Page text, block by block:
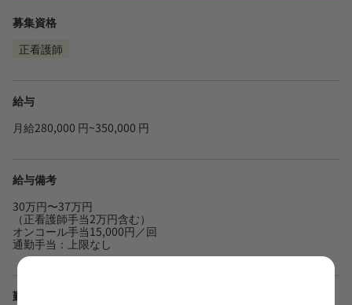
募集資格
正看護師
給与
月給280,000 円~350,000 円
給与備考
30万円〜37万円
（正看護師手当2万円含む）
オンコール手当15,000円／回
通勤手当：上限なし
勤務地